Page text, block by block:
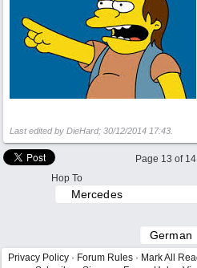
Last edited by DieHard; 30/12/2014 17:43
Page 13 of 14
Hop To
Privacy Policy · Forum Rules · Mark All